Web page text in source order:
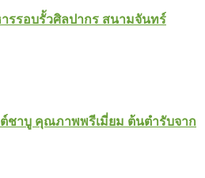
รรอบรั้วศิลปากร สนามจันทร์
ต์ชาบู คุณภาพพรีเมี่ยม ต้นตำรับจาก